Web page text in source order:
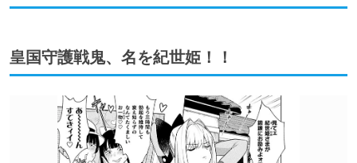
皇国守護戦鬼、名を紀世姫！！